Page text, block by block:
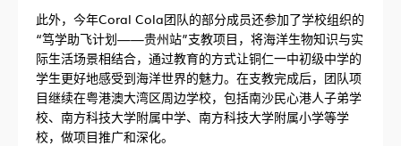
此外，今年Coral Cola团队的部分成员还参加了学校组织的
“笃学助飞计划——贵州站”支教项目，将海洋生物知识与实
际生活场景相结合，通过教育的方式让铜仁一中初级中学的
学生更好地感受到海洋世界的魅力。在支教完成后，团队项
目继续在粤港澳大湾区周边学校，包括南沙民心港人子弟学
校、南方科技大学附属中学、南方科技大学附属小学等学
校，做项目推广和深化。